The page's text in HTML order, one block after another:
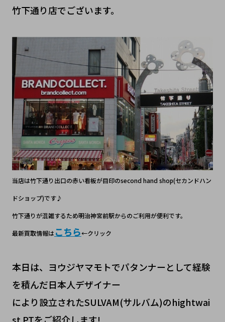
竹下通り店でございます。
当店は竹下通り出口の赤い看板が目印のsecond hand shop(セカンドハン
ドショップ)です♪
竹下通りが混雑するため明治神宮前駅からのご利用が便利です。
最新買取情報はこちら←クリック
本日は、ヨウジヤマモトでパタンナーとして経験
を積んだ日本人デザイナー
により設立されたSULVAM(サルバム)のhightwai